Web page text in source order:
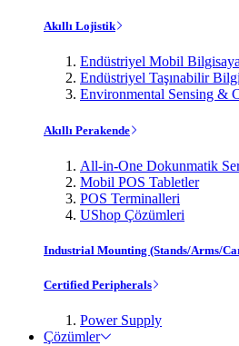
Akıllı Lojistik
Endüstriyel Mobil
Endüstriyel Taşınabilir
Environmental Sensing &
Akıllı Perakende
All-in-One Dokunmatik
Mobil POS Tabletler
POS Terminalleri
UShop Çözümleri
Industrial Mounting (Stands/Arms/
Certified Peripherals
Power Supply
Çözümler